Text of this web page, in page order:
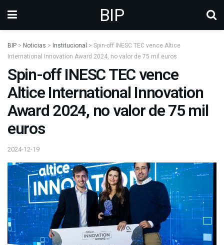
BIP
BIP > Noticias > Institucional > Spin-off INESC TEC vence Altice
International Innovation Award 2024, no valor de 75 mil euros
Spin-off INESC TEC vence
Altice International Innovation
Award 2024, no valor de 75 mil
euros
2024-12-19